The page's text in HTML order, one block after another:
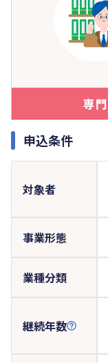
申込条件
対象者
事業形態
業種分類
継続年数